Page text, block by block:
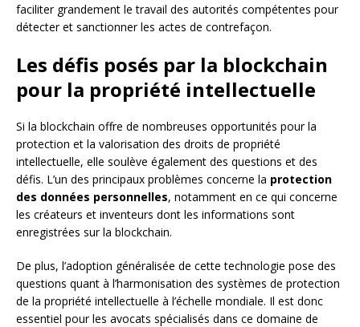
faciliter grandement le travail des autorités compétentes pour
détecter et sanctionner les actes de contrefaçon.
Les défis posés par la blockchain
pour la propriété intellectuelle
Si la blockchain offre de nombreuses opportunités pour la
protection et la valorisation des droits de propriété
intellectuelle, elle soulève également des questions et des
défis. L’un des principaux problèmes concerne la protection
des données personnelles, notamment en ce qui concerne
les créateurs et inventeurs dont les informations sont
enregistrées sur la blockchain.
De plus, l’adoption généralisée de cette technologie pose des
questions quant à l’harmonisation des systèmes de protection
de la propriété intellectuelle à l’échelle mondiale. Il est donc
essentiel pour les avocats spécialisés dans ce domaine de